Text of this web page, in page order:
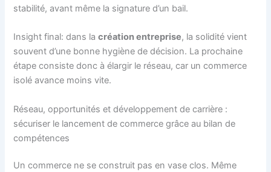
stabilité, avant même la signature d’un bail.
Insight final: dans lacréation entreprise, la solidité vient
souvent d’une bonne hygiène de décision. La prochaine
étape consiste donc à élargir le réseau, car un commerce
isolé avance moins vite.
Réseau, opportunités et développement de carrière :
sécuriser le lancement de commerce grâce au bilan de
compétences
Un commerce ne se construit pas en vase clos. Même